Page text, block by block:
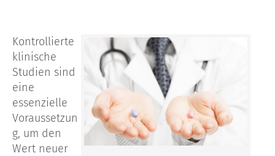
Kontrollierte
klinische
Studien sind
eine
essenzielle
Voraussetzun
g, um den
Wert neuer